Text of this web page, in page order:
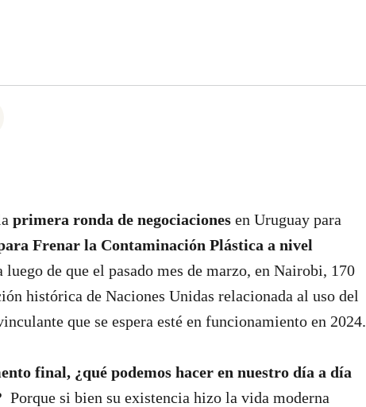
primera ronda de negociaciones en Uruguay para
Frenar la Contaminación Plástica a nivel
luego de que el pasado mes de marzo, en Nairobi, 170
histórica de Naciones Unidas relacionada al uso del
que se espera esté en funcionamiento en 2024.
final, ¿qué podemos hacer en nuestro día a día
Porque si bien su existencia hizo la vida moderna